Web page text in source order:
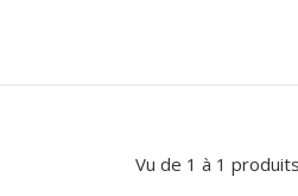
Vu de 1 à 1 produits